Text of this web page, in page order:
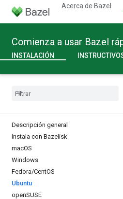
Acerca de Bazel
Comienza a usar Bazel
INSTALACIÓN
Descripción general
Instala con Bazelisk
macOS
Windows
Fedora/CentOS
Ubuntu
openSUSE